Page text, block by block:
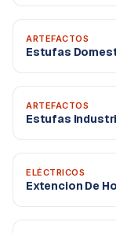
ARTEFACTOS
Estufas
ARTEFACTOS
Estufas
ELÉCTRICOS
Extencion De